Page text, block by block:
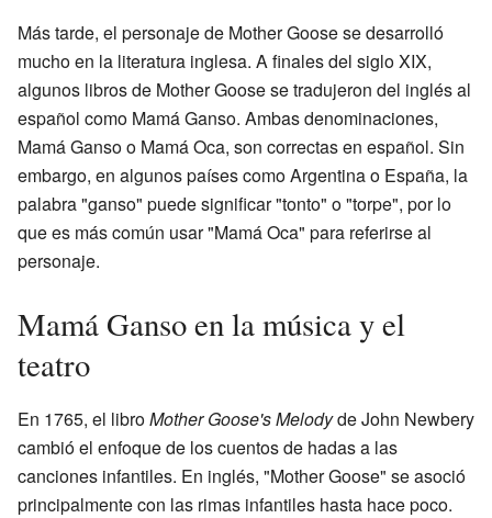
Más tarde, el personaje de Mother Goose se desarrolló
mucho en la literatura inglesa. A finales del siglo XIX,
algunos libros de Mother Goose se tradujeron del inglés al
español como Mamá Ganso. Ambas denominaciones,
Mamá Ganso o Mamá Oca, son correctas en español. Sin
embargo, en algunos países como Argentina o España, la
palabra "ganso" puede significar "tonto" o "torpe", por lo
que es más común usar "Mamá Oca" para referirse al
personaje.
Mamá Ganso en la música y el
teatro
En 1765, el libroMother Goose's Melodyde John Newbery
cambió el enfoque de los cuentos de hadas a las
canciones infantiles. En inglés, "Mother Goose" se asoció
principalmente con las rimas infantiles hasta hace poco.